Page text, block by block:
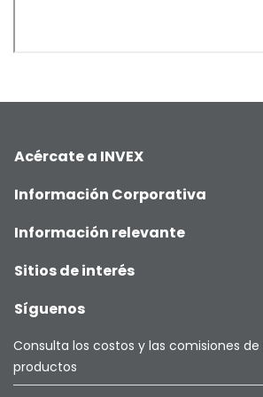
Acércate a INVEX
Información Corporativa
Información relevante
Sitios de interés
Síguenos
Consulta los costos y las comisiones
productos